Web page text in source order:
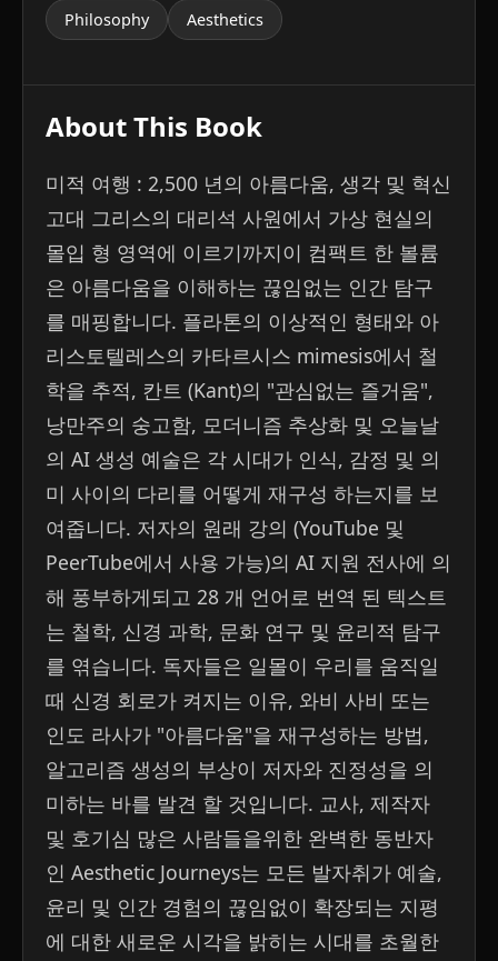
Philosophy Aesthetics
About This Book
미적 여행 : 2,500 년의 아름다움, 생각 및 혁신
고대 그리스의 대리석 사원에서 가상 현실의
몰입 형 영역에 이르기까지이 컴팩트 한 볼륨
은 아름다움을 이해하는 끊임없는 인간 탐구
를 매핑합니다. 플라톤의 이상적인 형태와 아
리스토텔레스의 카타르시스 mimesis에서 철
학을 추적, 칸트 (Kant)의 "관심없는 즐거움",
낭만주의 숭고함, 모더니즘 추상화 및 오늘날
의 AI 생성 예술은 각 시대가 인식, 감정 및 의
미 사이의 다리를 어떻게 재구성 하는지를 보
여줍니다. 저자의 원래 강의 (YouTube 및
PeerTube에서 사용 가능)의 AI 지원 전사에 의
해 풍부하게되고 28 개 언어로 번역 된 텍스트
는 철학, 신경 과학, 문화 연구 및 윤리적 탐구
를 엮습니다. 독자들은 일몰이 우리를 움직일
때 신경 회로가 켜지는 이유, 와비 사비 또는
인도 라사가 "아름다움"을 재구성하는 방법,
알고리즘 생성의 부상이 저자와 진정성을 의
미하는 바를 발견 할 것입니다. 교사, 제작자
및 호기심 많은 사람들을위한 완벽한 동반자
인 Aesthetic Journeys는 모든 발자취가 예술,
윤리 및 인간 경험의 끊임없이 확장되는 지평
에 대한 새로운 시각을 밝히는 시대를 초월한